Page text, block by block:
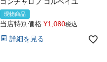
現物商品
当店特別価格 ¥1,080税込
詳細を見る